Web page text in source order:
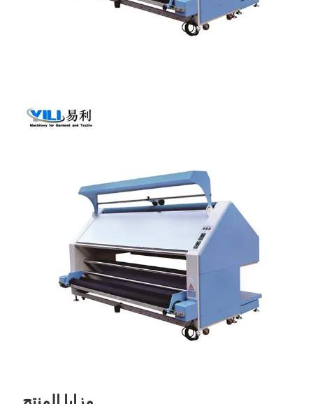
مزايا المنتج